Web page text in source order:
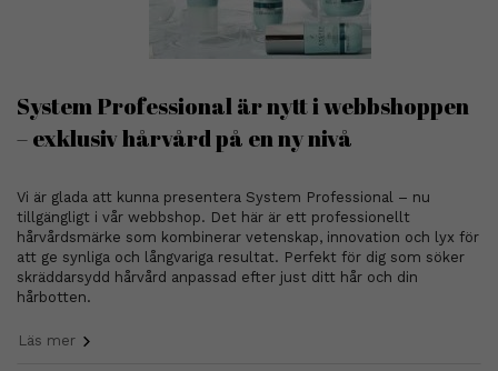
System Professional är nytt i webbshoppen
– exklusiv hårvård på en ny nivå
Vi är glada att kunna presentera System Professional – nu
tillgängligt i vår webbshop. Det här är ett professionellt
hårvårdsmärke som kombinerar vetenskap, innovation och lyx för
att ge synliga och långvariga resultat. Perfekt för dig som söker
skräddarsydd hårvård anpassad efter just ditt hår och din
hårbotten.
Läs mer